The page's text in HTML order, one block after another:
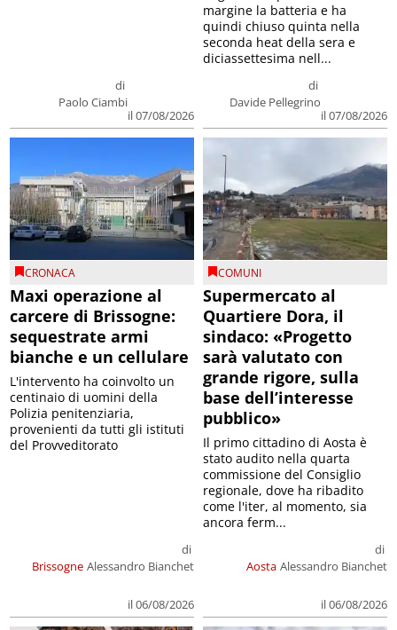
di
Paolo Ciambi
il 07/08/2026
di
Davide Pellegrino
il 07/08/2026
margine la batteria e ha
quindi chiuso quinta nella
seconda heat della sera e
diciassettesima nell...
CRONACA
Maxi operazione al
carcere di Brissogne:
sequestrate armi
bianche e un cellulare
Brissogne
di
Alessandro Bianchet
il 06/08/2026
L'intervento ha coinvolto un
centinaio di uomini della
Polizia penitenziaria,
provenienti da tutti gli istituti
del Provveditorato
COMUNI
Supermercato al
Quartiere Dora, il
sindaco: «Progetto
sarà valutato con
grande rigore, sulla
base dell’interesse
pubblico»
Aosta
di
Alessandro Bianchet
il 06/08/2026
Il primo cittadino di Aosta è
stato audito nella quarta
commissione del Consiglio
regionale, dove ha ribadito
come l'iter, al momento, sia
ancora ferm...